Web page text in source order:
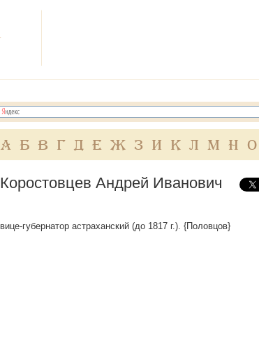
А Б В Г Д Е Ж З И К Л М Н О
Коростовцев Андрей Иванович
вице-губернатор астраханский (до 1817 г.). {Половцов}